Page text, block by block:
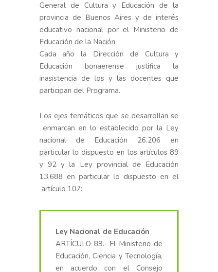
General de Cultura y Educación de la
provincia de Buenos Aires y de interés
educativo nacional por el Ministerio de
Educación de la Nación.
Cada año la Dirección de Cultura y
Educación bonaerense justifica la
inasistencia de los y las docentes que
participan del Programa.
Los ejes temáticos que se desarrollan se
enmarcan en lo establecido por la Ley
nacional de Educación 26.206 en
particular lo dispuesto en los artículos 89
y 92 y la Ley provincial de Educación
13.688 en particular lo dispuesto en el
artículo 107:
Ley Nacional de Educación
ARTÍCULO 89.- El Ministerio de
Educación, Ciencia y Tecnología,
en acuerdo con el Consejo